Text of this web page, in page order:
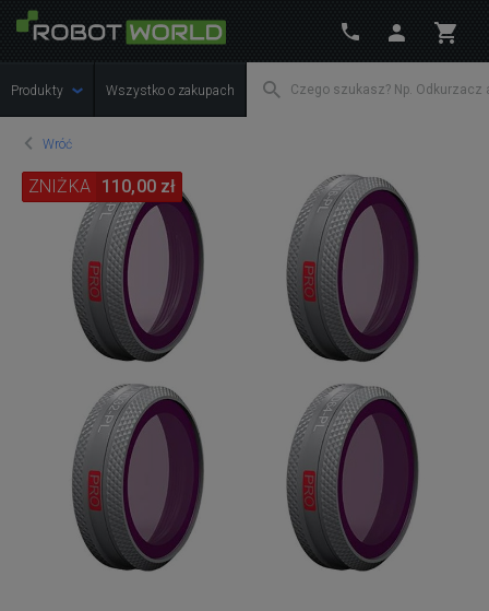
Produkty Wszystko o zakupach
Wróć
ZNIŻKA 110,00 zł